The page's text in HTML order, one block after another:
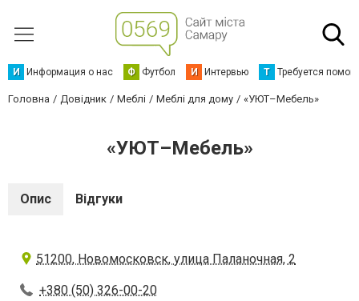
И Информация о нас Ф Футбол И Интервью Т Требуется
Головна Довідник Меблі Меблі для дому «УЮТ–Мебель»
«УЮТ–Мебель»
Опис Відгуки
51200, Новомосковск, улица Паланочная, 2
+380 (50) 326-00-20